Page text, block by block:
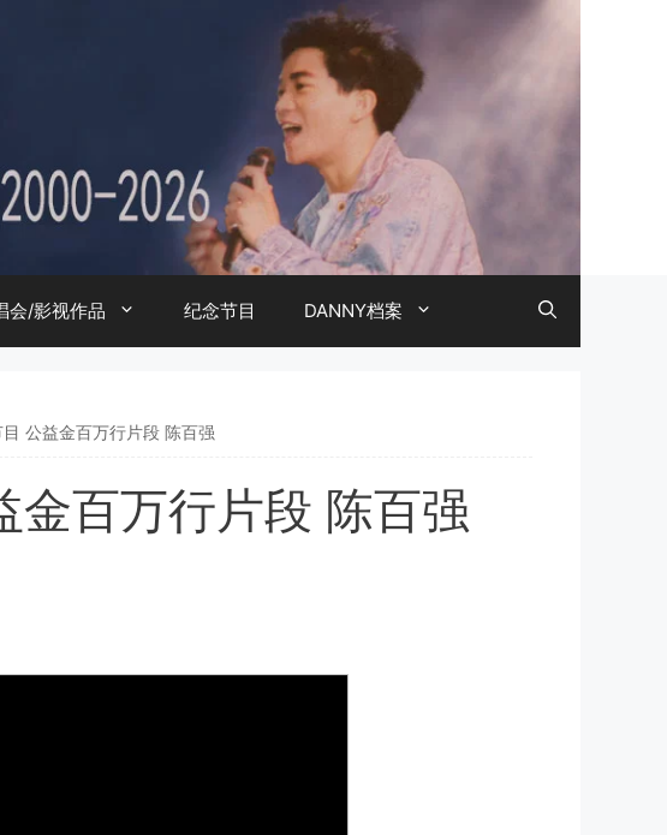
会/影视作品 纪念节目 DANNY档案
公益金百万行片段 陈百强
金百万行片段 陈百强